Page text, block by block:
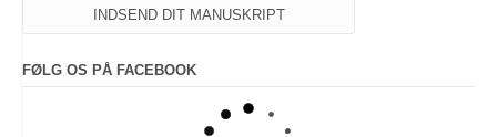
INDSEND DIT MANUSKRIPT
FØLG OS PÅ FACEBOOK